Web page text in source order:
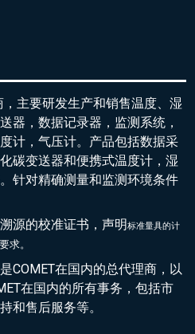
主要研发生产和销售温度、湿
器，数据记录器，监测系统，
计，气压计。产品包括数据采
碳变送器和便携式温度计，湿
针对精确测量和监测环境条件
源的校准证书，声明标准量具的计
求。
COMET在国内的总代理商，以
在国内的所有事务，包括市
和售后服务等。